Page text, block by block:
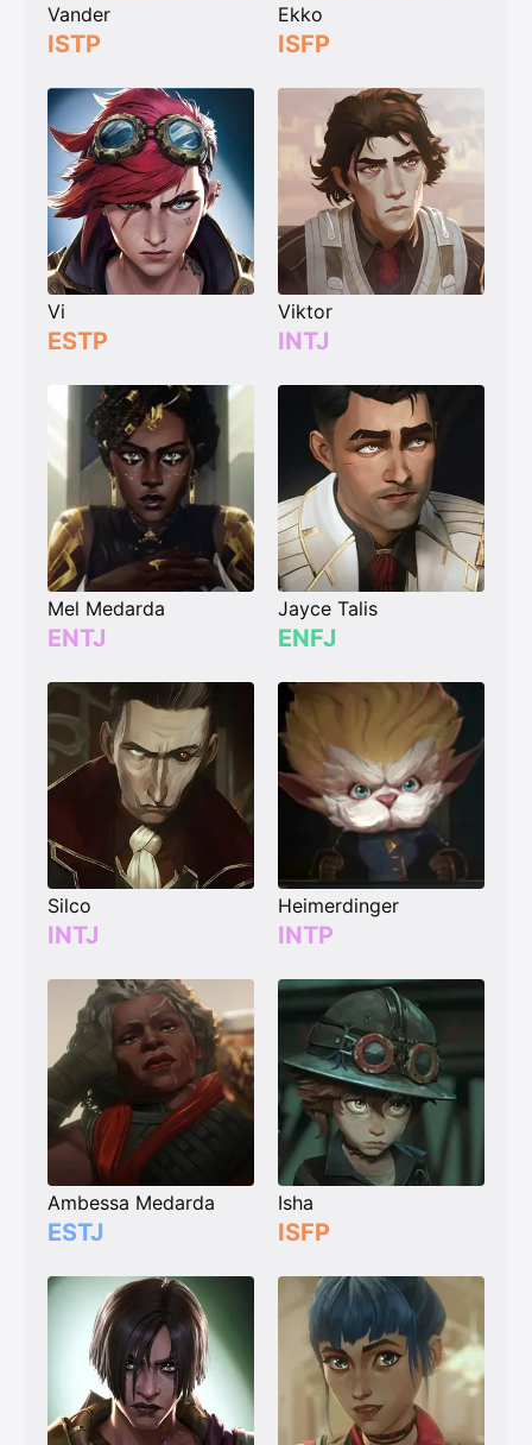
Vander
ISTP
Ekko
ISFP
Vi
ESTP
Viktor
INTJ
Mel Medarda
ENTJ
Jayce Talis
ENFJ
Silco
INTJ
Heimerdinger
INTP
Ambessa Medarda
ESTJ
Isha
ISFP